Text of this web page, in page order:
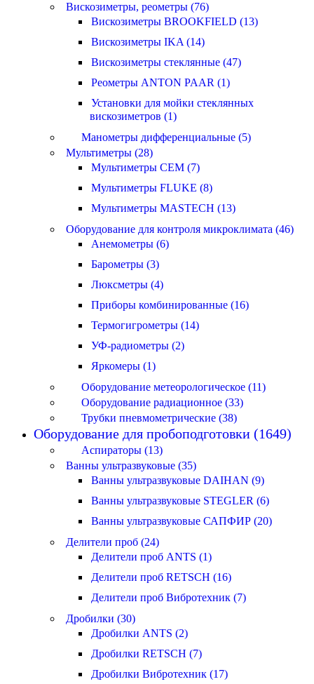
Вискозиметры, реометры (76)
Вискозиметры BROOKFIELD (13)
Вискозиметры IKA (14)
Вискозиметры стеклянные (47)
Реометры ANTON PAAR (1)
Установки для мойки стеклянных
вискозиметров (1)
Манометры дифференциальные (5)
Мультиметры (28)
Мультиметры CEM (7)
Мультиметры FLUKE (8)
Мультиметры MASTECH (13)
Оборудование для контроля микроклимата (46)
Анемометры (6)
Барометры (3)
Люксметры (4)
Приборы комбинированные (16)
Термогигрометры (14)
УФ-радиометры (2)
Яркомеры (1)
Оборудование метеорологическое (11)
Оборудование радиационное (33)
Трубки пневмометрические (38)
Оборудование для пробоподготовки (1649)
Аспираторы (13)
Ванны ультразвуковые (35)
Ванны ультразвуковые DAIHAN (9)
Ванны ультразвуковые STEGLER (6)
Ванны ультразвуковые САПФИР (20)
Делители проб (24)
Делители проб ANTS (1)
Делители проб RETSCH (16)
Делители проб Вибротехник (7)
Дробилки (30)
Дробилки ANTS (2)
Дробилки RETSCH (7)
Дробилки Вибротехник (17)